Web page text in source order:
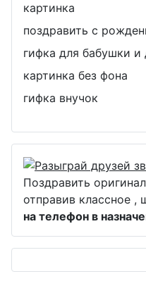
картинка
поздравить с
гифка для бабушки и
картинка без фона
гифка внучок
Поздравить
отправив классное ,
на телефон в